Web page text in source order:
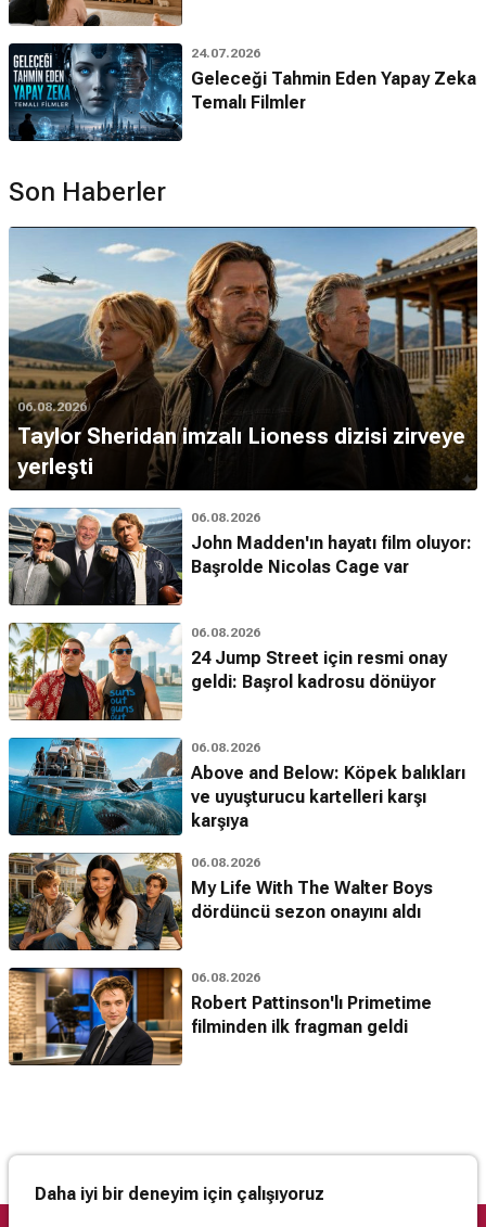
24.07.2026
Geleceği Tahmin Eden Yapay Zeka
Temalı Filmler
Son Haberler
06.08.2026
Taylor Sheridan imzalı Lioness dizisi zirveye
yerleşti
06.08.2026
John Madden'ın hayatı film oluyor:
Başrolde Nicolas Cage var
06.08.2026
24 Jump Street için resmi onay
geldi: Başrol kadrosu dönüyor
06.08.2026
Above and Below: Köpek balıkları
ve uyuşturucu kartelleri karşı
karşıya
06.08.2026
My Life With The Walter Boys
dördüncü sezon onayını aldı
06.08.2026
Robert Pattinson'lı Primetime
filminden ilk fragman geldi
Daha iyi bir deneyim için çalışıyoruz